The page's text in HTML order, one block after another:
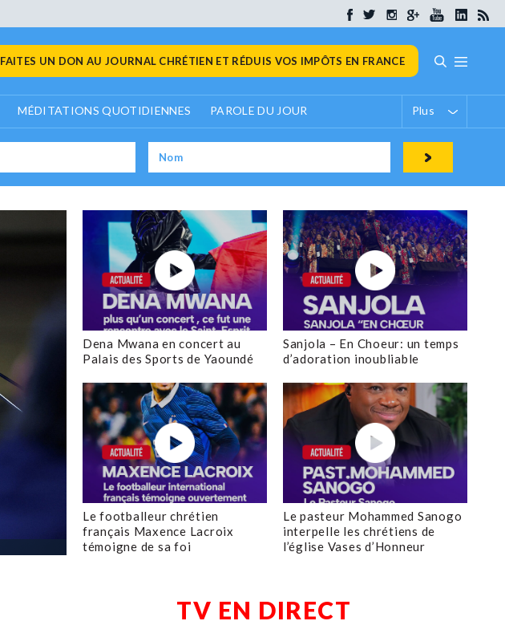
FAITES UN DON AU JOURNAL CHRÉTIEN ET RÉDUIS VOS IMPÔTS EN FRANCE
MÉDITATIONS QUOTIDIENNES PAROLE DU JOUR Plus
Dena Mwana en concert au
Palais des Sports de Yaoundé
Sanjola – En Choeur: un temps
d’adoration inoubliable
Le footballeur chrétien
français Maxence Lacroix
témoigne de sa foi
Le pasteur Mohammed Sanogo
interpelle les chrétiens de
l’église Vases d’Honneur
TV EN DIRECT